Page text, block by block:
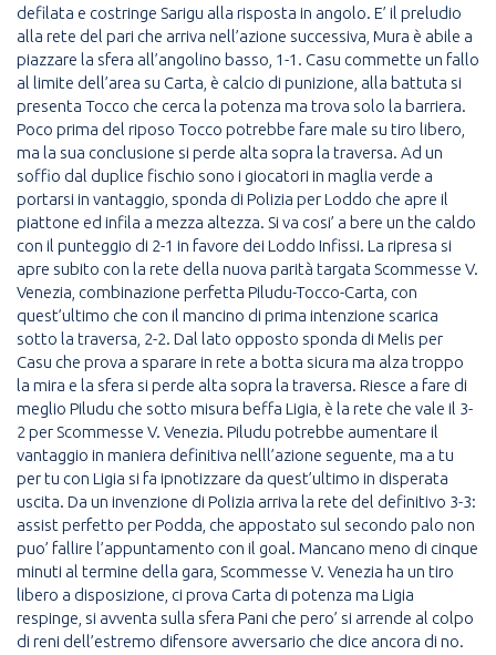
defilata e costringe Sarigu alla risposta in angolo. E’ il preludio
alla rete del pari che arriva nell’azione successiva, Mura è abile a
piazzare la sfera all’angolino basso, 1-1. Casu commette un fallo
al limite dell’area su Carta, è calcio di punizione, alla battuta si
presenta Tocco che cerca la potenza ma trova solo la barriera.
Poco prima del riposo Tocco potrebbe fare male su tiro libero,
ma la sua conclusione si perde alta sopra la traversa. Ad un
soffio dal duplice fischio sono i giocatori in maglia verde a
portarsi in vantaggio, sponda di Polizia per Loddo che apre il
piattone ed infila a mezza altezza. Si va cosi’ a bere un the caldo
con il punteggio di 2-1 in favore dei Loddo Infissi. La ripresa si
apre subito con la rete della nuova parità targata Scommesse V.
Venezia, combinazione perfetta Piludu-Tocco-Carta, con
quest’ultimo che con il mancino di prima intenzione scarica
sotto la traversa, 2-2. Dal lato opposto sponda di Melis per
Casu che prova a sparare in rete a botta sicura ma alza troppo
la mira e la sfera si perde alta sopra la traversa. Riesce a fare di
meglio Piludu che sotto misura beffa Ligia, è la rete che vale il 3-
2 per Scommesse V. Venezia. Piludu potrebbe aumentare il
vantaggio in maniera definitiva nelll’azione seguente, ma a tu
per tu con Ligia si fa ipnotizzare da quest’ultimo in disperata
uscita. Da un invenzione di Polizia arriva la rete del definitivo 3-3:
assist perfetto per Podda, che appostato sul secondo palo non
puo’ fallire l’appuntamento con il goal. Mancano meno di cinque
minuti al termine della gara, Scommesse V. Venezia ha un tiro
libero a disposizione, ci prova Carta di potenza ma Ligia
respinge, si avventa sulla sfera Pani che pero’ si arrende al colpo
di reni dell’estremo difensore avversario che dice ancora di no.